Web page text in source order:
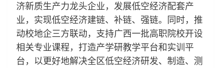
济新质生产力龙头企业，发展低空经济配套产
业，实现低空经济建链、补链、强链。同时，推
动校地企三方联动，支持广西一批高职院校开设
相关专业课程，打造产学研教学平台和实训平
台，以更好地解决全区低空经济研发、制造、测